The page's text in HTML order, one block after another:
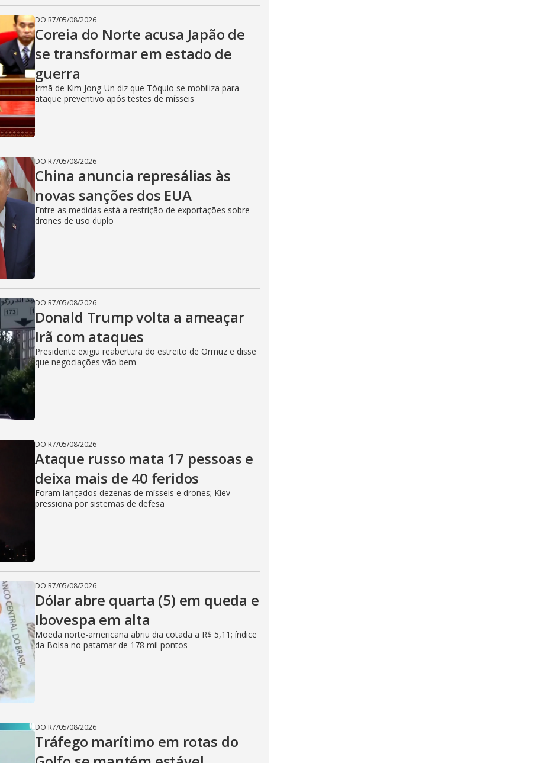
DO R7/05/08/2026
Coreia do Norte acusa Japão de
se transformar em estado de
guerra
Irmã de Kim Jong-Un diz que Tóquio se mobiliza para
ataque preventivo após testes de mísseis
DO R7/05/08/2026
China anuncia represálias às
novas sanções dos EUA
Entre as medidas está a restrição de exportações sobre
drones de uso duplo
DO R7/05/08/2026
Donald Trump volta a ameaçar
Irã com ataques
Presidente exigiu reabertura do estreito de Ormuz e disse
que negociações vão bem
DO R7/05/08/2026
Ataque russo mata 17 pessoas e
deixa mais de 40 feridos
Foram lançados dezenas de mísseis e drones; Kiev
pressiona por sistemas de defesa
DO R7/05/08/2026
Dólar abre quarta (5) em queda e
Ibovespa em alta
Moeda norte-americana abriu dia cotada a R$ 5,11; índice
da Bolsa no patamar de 178 mil pontos
DO R7/05/08/2026
Tráfego marítimo em rotas do